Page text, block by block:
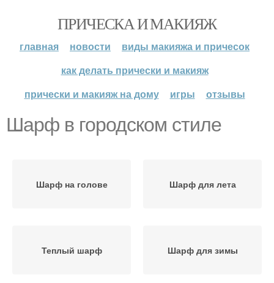
ПРИЧЕСКА И МАКИЯЖ
главная новости
виды макияжа и причесок
как делать прически и макияж
прически и макияж на дому
игры отзывы
Шарф в городском стиле
Шарф на голове Шарф для лета
Теплый шарф Шарф для зимы